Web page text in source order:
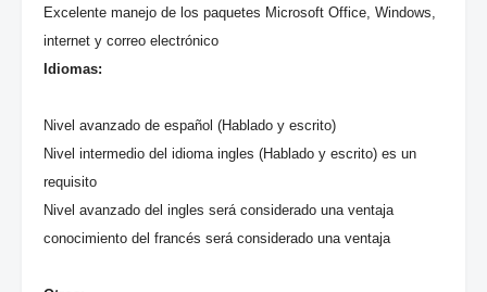
Excelente manejo de los paquetes Microsoft Office, Windows,
internet y correo electrónico
Idiomas:
Nivel avanzado de español (Hablado y escrito)
Nivel intermedio del idioma ingles (Hablado y escrito) es un
requisito
Nivel avanzado del ingles será considerado una ventaja
conocimiento del francés será considerado una ventaja